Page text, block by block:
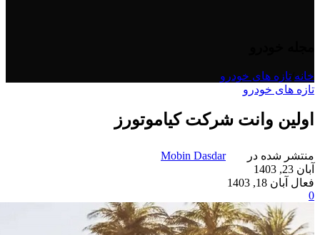
خانه تازه های خودرو
تازه های خودرو
اولین وانت شرکت کیاموتورز
منتشر شده در
Mobin Dasdar
آبان 23, 1403
فعال آبان 18, 1403
0